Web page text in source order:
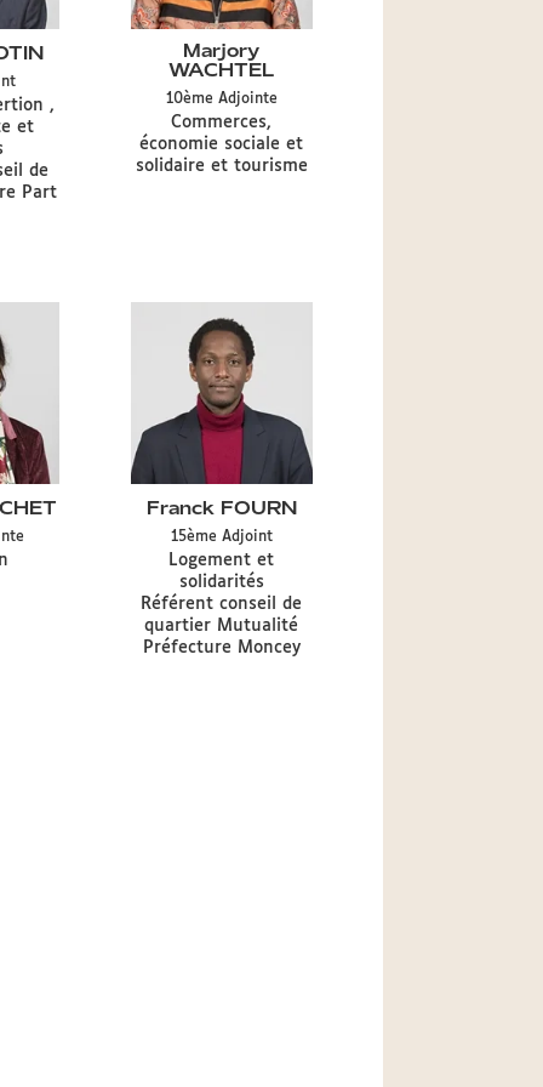
,
et
de
Part
Marjory
WACHTEL
10ème Type
de
mandat
CA
Adjointe
Délégation
CA
Commerces,
économie sociale et
solidaire et tourisme
Franck FOURN
15ème Type
de
mandat
CA
Adjoint
Délégation
Logement et
solidarités
Référent conseil de
quartier Mutualité
Préfecture Moncey